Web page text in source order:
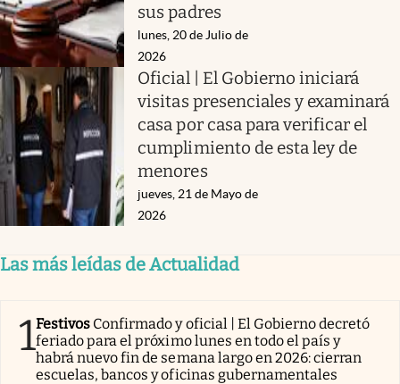
sus padres
lunes, 20 de Julio de
2026
Oficial | El Gobierno iniciará
visitas presenciales y examinará
casa por casa para verificar el
cumplimiento de esta ley de
menores
jueves, 21 de Mayo de
2026
Las más leídas de Actualidad
1Festivos Confirmado y oficial | El Gobierno decretó
feriado para el próximo lunes en todo el país y
habrá nuevo fin de semana largo en 2026: cierran
escuelas, bancos y oficinas gubernamentales